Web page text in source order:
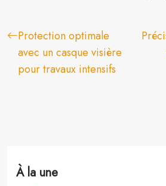
Protection optimale
avec un casque visière
pour travaux intensifs
À la une